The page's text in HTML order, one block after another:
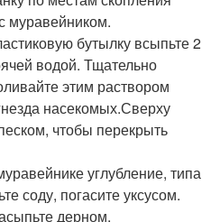
муравейником.
бутылку всыпьте 2
водой. Тщательно
этим раствором
насекомых.Сверху
чтобы перекрыть
углубление, типа
соду, погасите уксусом.
дерном.